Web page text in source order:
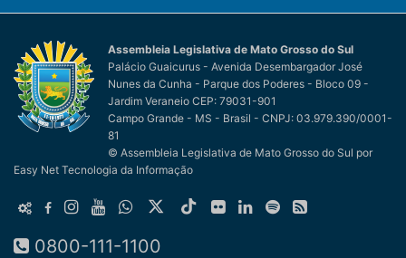
Assembleia Legislativa de Mato Grosso do Sul
Palácio Guaicurus - Avenida Desembargador José
Nunes da Cunha - Parque dos Poderes - Bloco 09 -
Jardim Veraneio CEP: 79031-901
Campo Grande - MS - Brasil - CNPJ: 03.979.390/0001-
81
© Assembleia Legislativa de Mato Grosso do Sul por
Easy Net Tecnologia da Informação
0800-111-1100